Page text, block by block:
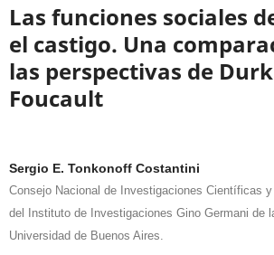
Las funciones sociales
el castigo. Una
las perspectivas de
Foucault
Sergio E. Tonkonoff Costantini
Consejo Nacional de Investigaciones Científicas
del Instituto de Investigaciones Gino Germani de
Universidad de Buenos Aires.